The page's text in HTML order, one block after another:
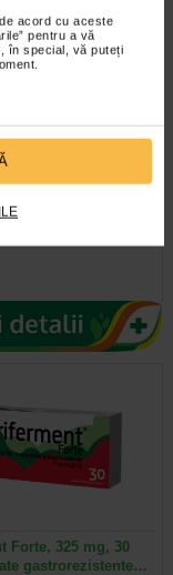
acord cu aceste
pentru a vă
în special, vă puteți
Forte, 325 mg, 30
gastrorezistente…